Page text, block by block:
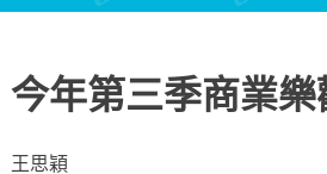
今年第三季商業
王思穎